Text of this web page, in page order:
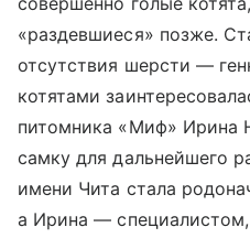
«раздевшиеся» позже.
отсутствия шерсти —
котятами
питомника «Миф» Ирина
самку для дальнейшего
имени Чита стала
а Ирина —